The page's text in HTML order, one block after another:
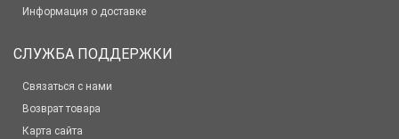
Информация о доставке
СЛУЖБА ПОДДЕРЖКИ
Связаться с нами
Возврат товара
Карта сайта